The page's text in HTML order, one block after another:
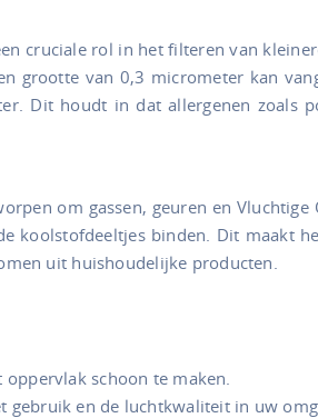
cruciale rol in het filteren van
grootte van 0,3 micrometer kan
Dit houdt in dat allergenen zoals
om gassen, geuren en
koolstofdeeltjes binden. Dit maakt
uit huishoudelijke producten.
schoon te maken.
gebruik en de luchtkwaliteit in uw